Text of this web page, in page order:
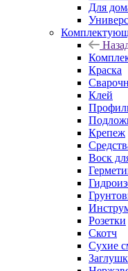
Для
Краска
Клей
Крепеж
Воск
Розетки
Скотч
Сухие